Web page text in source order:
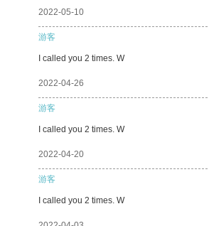
2022-05-10
游客
I called you 2 times. W
2022-04-26
游客
I called you 2 times. W
2022-04-20
游客
I called you 2 times. W